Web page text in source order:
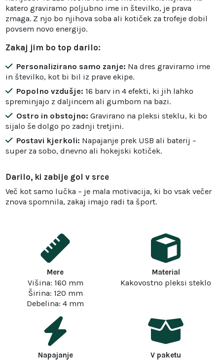
katero graviramo poljubno ime in številko, je prava
zmaga. Z njo bo njihova soba ali kotiček za trofeje dobil
povsem novo energijo.
Zakaj jim bo top darilo:
Personalizirano samo zanje: Na dres graviramo ime
in številko, kot bi bil iz prave ekipe.
Popolno vzdušje: 16 barv in 4 efekti, ki jih lahko
spreminjajo z daljincem ali gumbom na bazi.
Ostro in obstojno: Gravirano na pleksi steklu, ki bo
sijalo še dolgo po zadnji tretjini.
Postavi kjerkoli: Napajanje prek USB ali baterij –
super za sobo, dnevno ali hokejski kotiček.
Darilo, ki zabije gol v srce
Več kot samo lučka – je mala motivacija, ki bo vsak večer
znova spomnila, zakaj imajo radi ta šport.
Mere
Višina: 160 mm
Širina: 120 mm
Debelina: 4 mm
Material
Kakovostno pleksi steklo
Napajanje V paketu